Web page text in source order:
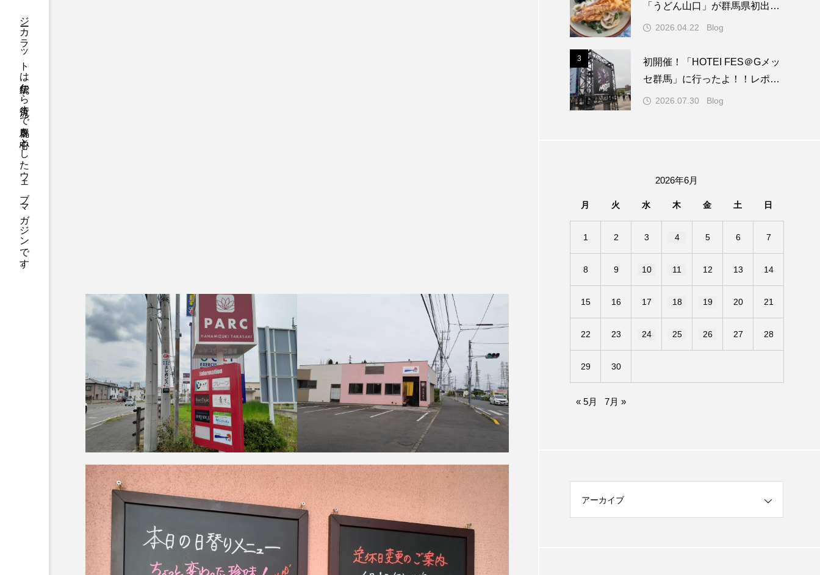
ジーカラットは伝統から流行まで群馬を中心としたウェブマガジンです。
「うどん山口」が群馬県初出
店！＠（うどん山口／安中市）
2026.04.22 Blog
3
初開催！「HOTEI FES＠Gメッ
セ群馬」に行ったよ！！レポ
（高崎市）
2026.07.30 Blog
2026年6月
月 火 水 木 金 土 日
1 2 3 4 5 6 7
8 9 10 11 12 13 14
15 16 17 18 19 20 21
22 23 24 25 26 27 28
29 30
« 5月 7月 »
アーカイブ